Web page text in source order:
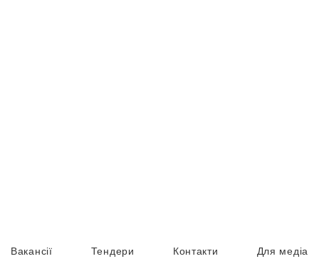
Вакансії Тендери Контакти Для медіа